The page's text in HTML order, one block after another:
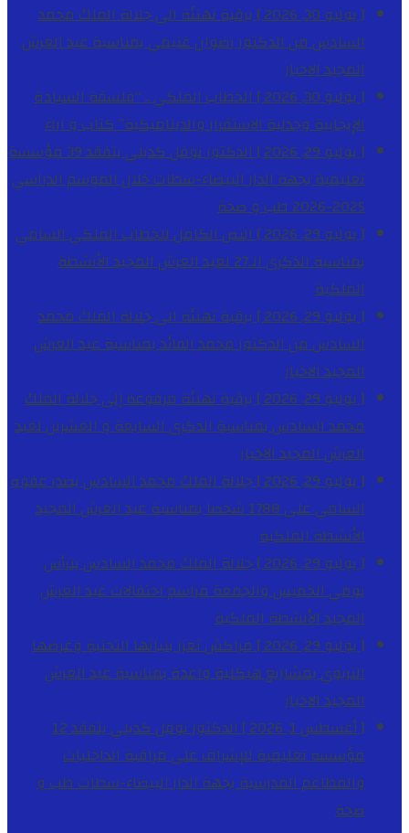
[ يوليو 30, 2026 ]
برقية تهنئة الى جلالة الملك محمد
السادس من الدكتور رضوان غنيمي بمناسبة عيد العرش
المجيدالاخبار
[ يوليو 30, 2026 ]
الخطاب الملكي .. “فلسفة السيادة
الإيجابية وجدلية الاستقرار والديناميكية”كتاب و اراء
[ يوليو 29, 2026 ]
الدكتور نوفل كديلي يتفقد 39 مؤسسة
تعليمية بجهة الدار البيضاء-سطات خلال الموسم الدراسي
2025-2026
طب و صحة
[ يوليو 29, 2026 ]
النص الكامل للخطاب الملكي السامي
بمناسبة الذكرى الـ27 لعيد العرش المجيد
الأنشطة
الملكية
[ يوليو 29, 2026 ]
برقية تهنئة الى جلالة الملك محمد
السادس من الدكتور محمد الفائد بمناسبة عيد العرش
المجيدالاخبار
[ يوليو 29, 2026 ]
برقية تهنئة مرفوعة إلى جلالة الملك
محمد السادس بمناسبة الذكرى السابعة و العشرين لعيد
العرش المجيدالاخبار
[ يوليو 29, 2026 ]
جلالة الملك محمد السادس يصدر عفوه
السامي على 1788 شخصا بمناسبة عيد العرش المجيد
الأنشطة الملكية
[ يوليو 29, 2026 ]
جلالة الملك محمد السادس يترأس
يومي الخميس والجمعة مراسم احتفالات عيد العرش
المجيدالأنشطة الملكية
[ يوليو 29, 2026 ]
مراكش تعزز بنياتها التحتية وعرضها
التربوي بمشاريع هيكلية واعدة بمناسبة عيد العرش
المجيدالاخبار
[ أغسطس 1, 2026 ]
الدكتور نوفل كديلي يتفقد 12
مؤسسة تعليمية للإشراف على مراقبة الداخليات
والمطاعم المدرسية بجهة الدار البيضاء-سطاتطب و
صحة